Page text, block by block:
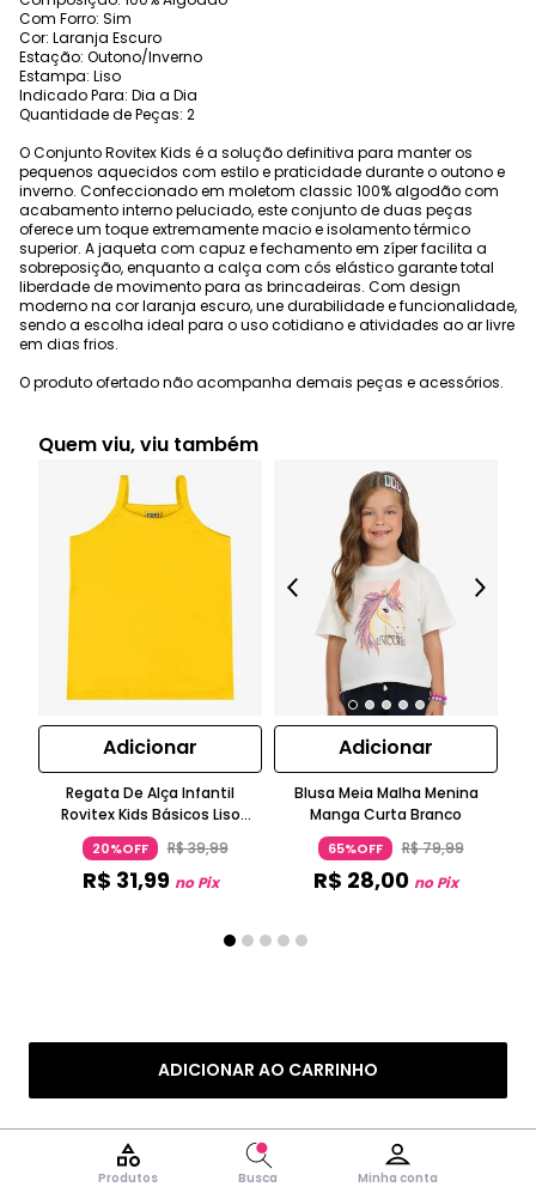
Produtos Busca Minha conta
ADICIONAR AO CARRINHO
Com Forro: Sim
Cor: Laranja Escuro
Estação: Outono/Inverno
Estampa: Liso
Indicado Para: Dia a Dia
Quantidade de Peças: 2
O Conjunto Rovitex Kids é a solução definitiva para manter os
pequenos aquecidos com estilo e praticidade durante o outono e
inverno. Confeccionado em moletom classic 100% algodão com
acabamento interno peluciado, este conjunto de duas peças
oferece um toque extremamente macio e isolamento térmico
superior. A jaqueta com capuz e fechamento em zíper facilita a
sobreposição, enquanto a calça com cós elástico garante total
liberdade de movimento para as brincadeiras. Com design
moderno na cor laranja escuro, une durabilidade e funcionalidade,
sendo a escolha ideal para o uso cotidiano e atividades ao ar livre
em dias frios.
O produto ofertado não acompanha demais peças e acessórios.
Quem viu, viu também
Adicionar
Regata De Alça Infantil
Rovitex Kids Básicos Liso
Amarelo
20%OFF R$39,99
R$ 31,99 no Pix
Adicionar
Blusa Meia Malha Menina
Manga Curta Branco
65%OFF R$79,99
R$ 28,00 no Pix